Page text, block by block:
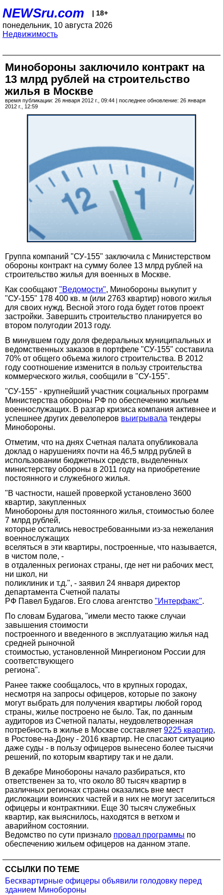
NEWSru.com | 18+
понедельник, 10 августа 2026
Недвижимость
Минобороны заключило контракт на
13 млрд рублей на строительство
жилья в Москве
время публикации: 26 января 2012 г., 09:44 | последнее обновление: 26 января
2012 г., 12:59
Группа компаний "СУ-155" заключила с Министерством
обороны контракт на сумму более 13 млрд рублей на
строительство жилья для военных в Москве.
Как сообщают "Ведомости", Минобороны выкупит у
"СУ-155" 178 400 кв. м (или 2763 квартир) нового жилья
для своих нужд. Весной этого года будет готов проект
застройки. Завершить строительство планируется во
втором полугодии 2013 году.
В минувшем году доля федеральных муниципальных и
ведомственных заказов в портфеле "СУ-155" составила
70% от общего объема жилого строительства. В 2012
году соотношение изменится в пользу строительства
коммерческого жилья, сообщили в "СУ-155".
"СУ-155" - крупнейший участник социальных программ
Министерства обороны РФ по обеспечению жильем
военнослужащих. В разгар кризиса компания активнее и
успешнее других девелоперов выигрывала тендеры
Минобороны.
Отметим, что на днях Счетная палата опубликовала
доклад о нарушениях почти на 46,5 млрд рублей в
использовании бюджетных средств, выделенных
министерству обороны в 2011 году на приобретение
постоянного и служебного жилья.
"В частности, нашей проверкой установлено 3600
квартир, закупленных
Минобороны для постоянного жилья, стоимостью более
7 млрд рублей,
которые остались невостребованными из-за нежелания
военнослужащих
вселяться в эти квартиры, построенные, что называется,
в чистом поле, -
в отдаленных регионах страны, где нет ни рабочих мест,
ни школ, ни
поликлиник и т.д.", - заявил 24 января директор
департамента Счетной палаты
РФ Павел Будагов. Его слова агентство "Интерфакс".
По словам Будагова, "имели место также случаи
завышения стоимости
построенного и введенного в эксплуатацию жилья над
средней рыночной
стоимостью, установленной Минрегионом России для
соответствующего
региона".
Ранее также сообщалось, что в крупных городах,
несмотря на запросы офицеров, которые по закону
могут выбрать для получения квартиры любой город
страны, жилье построено не было. Так, по данным
аудиторов из Счетной палаты, неудовлетворенная
потребность в жилье в Москве составляет 9225 квартир,
в Ростове-на-Дону - 2016 квартир. Не спасают ситуацию
даже суды - в пользу офицеров вынесено более тысячи
решений, по которым квартиру так и не дали.
В декабре Минобороны начало разбираться, кто
ответственен за то, что около 80 тысяч квартир в
различных регионах страны оказались вне мест
дислокации воинских частей и в них не могут заселиться
офицеры и контрактники. Еще 30 тысяч служебных
квартир, как выяснилось, находятся в ветхом и
аварийном состоянии.
Ведомство по сути признало провал программы по
обеспечению жильем офицеров на данном этапе.
ССЫЛКИ ПО ТЕМЕ
Бесквартирные офицеры объявили голодовку перед
зданием Минобороны